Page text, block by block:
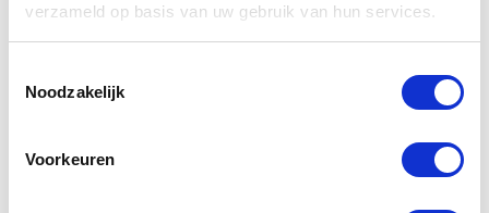
verzameld op basis van uw gebruik van hun services.
Noodzakelijk
Voorkeuren